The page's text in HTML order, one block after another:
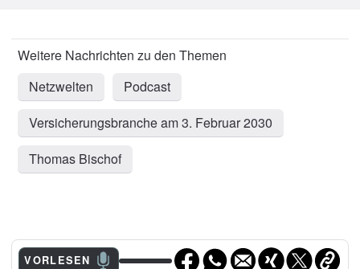
Netzwelten
Podcast
Versicherungsbranche am 3. Februar 2030
Thomas Bischof
VORLESEN